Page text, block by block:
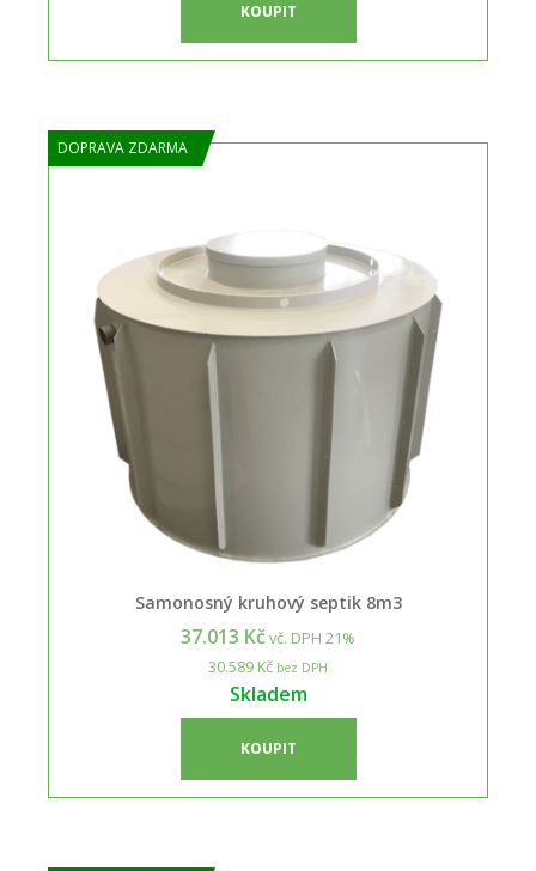
KOUPIT
DOPRAVA ZDARMA
Samonosný kruhový septik 8m3
37.013 Kčvč. DPH 21%
30.589 Kč bez DPH
Skladem
KOUPIT